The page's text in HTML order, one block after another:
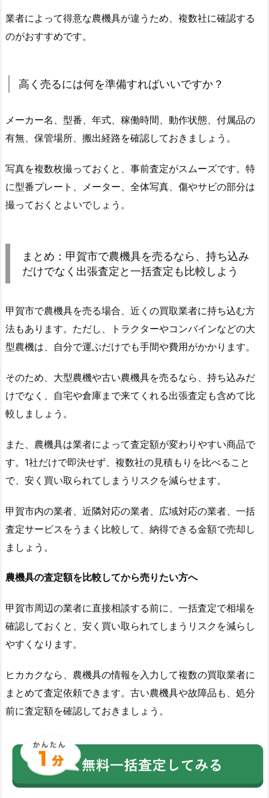
業者によって得意な農機具が違うため、複数社に確認する
のがおすすめです。
高く売るには何を準備すればいいですか？
メーカー名、型番、年式、稼働時間、動作状態、付属品の
有無、保管場所、搬出経路を確認しておきましょう。
写真を複数枚撮っておくと、事前査定がスムーズです。特
に型番プレート、メーター、全体写真、傷やサビの部分は
撮っておくとよいでしょう。
まとめ：甲賀市で農機具を売るなら、持ち込み
だけでなく出張査定と一括査定も比較しよう
甲賀市で農機具を売る場合、近くの買取業者に持ち込む方
法もあります。ただし、トラクターやコンバインなどの大
型農機は、自分で運ぶだけでも手間や費用がかかります。
そのため、大型農機や古い農機具を売るなら、持ち込みだ
けでなく、自宅や倉庫まで来てくれる出張査定も含めて比
較しましょう。
また、農機具は業者によって査定額が変わりやすい商品で
す。1社だけで即決せず、複数社の見積もりを比べること
で、安く買い取られてしまうリスクを減らせます。
甲賀市内の業者、近隣対応の業者、広域対応の業者、一括
査定サービスをうまく比較して、納得できる金額で売却し
ましょう。
農機具の査定額を比較してから売りたい方へ
甲賀市周辺の業者に直接相談する前に、一括査定で相場を
確認しておくと、安く買い取られてしまうリスクを減らし
やすくなります。
ヒカカクなら、農機具の情報を入力して複数の買取業者に
まとめて査定依頼できます。古い農機具や故障品も、処分
前に査定額を確認しておきましょう。